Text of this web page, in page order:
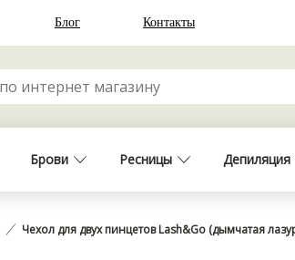
Чехол для двух пинцетов Lash&Go (дымчатая
Блог Контакты
Брови Ресницы Депиляция